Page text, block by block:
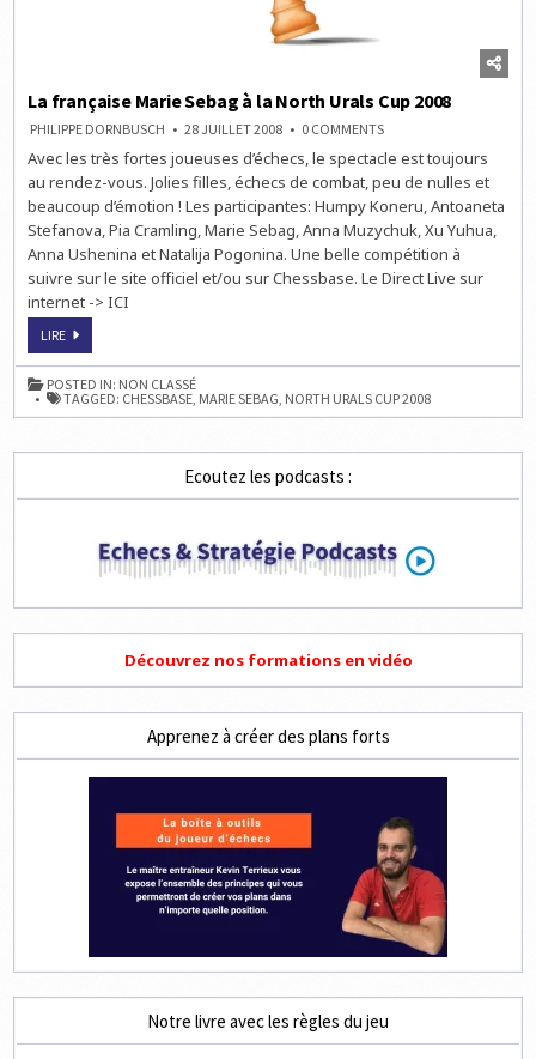
La française Marie Sebag à la North Urals Cup 2008
PHILIPPE DORNBUSCH 28 JUILLET 2008 0 COMMENTSON
FRANÇAISE
SEBAG
LA
NORTH
URALS
CUP
2008
Avec les très fortes joueuses d’échecs, le spectacle est toujours
au rendez-vous. Jolies filles, échecs de combat, peu de nulles et
beaucoup d’émotion ! Les participantes: Humpy Koneru, Antoaneta
Stefanova, Pia Cramling, Marie Sebag, Anna Muzychuk, Xu Yuhua,
Anna Ushenina et Natalija Pogonina. Une belle compétition à
suivre sur le site officiel et/ou sur Chessbase. Le Direct Live sur
internet -> ICI
LIRELA
MARIE
SEBAG
À
LA
NORTH
CUP
POSTED IN: NON CLASSÉ
TAGGED: CHESSBASE MARIE SEBAG NORTH URALS CUP 2008
Ecoutez les podcasts :
Découvrez nos formations en vidéo
Apprenez à créer des plans forts
Notre livre avec les règles du jeu